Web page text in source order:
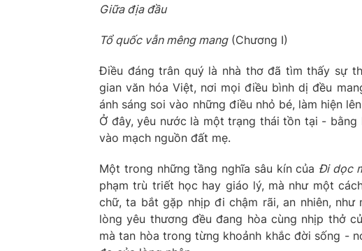
Giữa địa đầu
Tổ quốc vẫn mêng mang(Chương I)
Điều đáng trân quý là nhà thơ đã tìm thấy sự
gian văn hóa Việt, nơi mọi điều bình dị đều
ánh sáng soi vào những điều nhỏ bé, làm hiện
Ở đây, yêu nước là một trạng thái tồn tại -
vào mạch nguồn đất mẹ.
Một trong những tầng nghĩa sâu kín của Đi dọc
phạm trù triết học hay giáo lý, mà như một
chữ, ta bắt gặp nhịp đi chậm rãi, an nhiên,
lòng yêu thương đều đang hòa cùng nhịp thở
mà tan hòa trong từng khoảnh khắc đời sống -